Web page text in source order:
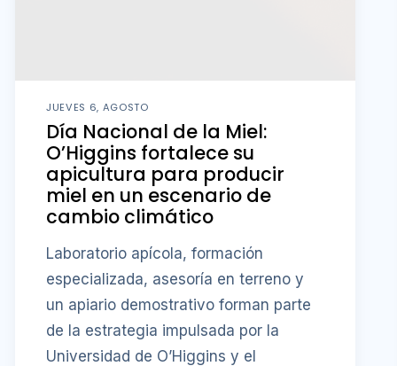
JUEVES 6, AGOSTO
Día Nacional de la Miel:
O’Higgins fortalece su
apicultura para producir
miel en un escenario de
cambio climático
Laboratorio apícola, formación
especializada, asesoría en terreno y
un apiario demostrativo forman parte
de la estrategia impulsada por la
Universidad de O’Higgins y el